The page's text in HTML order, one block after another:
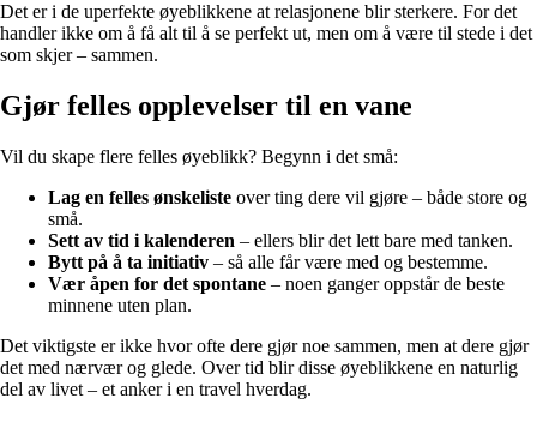
Det er i de uperfekte øyeblikkene at relasjonene blir sterkere. For det
handler ikke om å få alt til å se perfekt ut, men om å være til stede i det
som skjer – sammen.
Gjør felles opplevelser til en vane
Vil du skape flere felles øyeblikk? Begynn i det små:
Lag en felles ønskeliste over ting dere vil gjøre – både store og
små.
Sett av tid i kalenderen – ellers blir det lett bare med tanken.
Bytt på å ta initiativ – så alle får være med og bestemme.
Vær åpen for det spontane – noen ganger oppstår de beste
minnene uten plan.
Det viktigste er ikke hvor ofte dere gjør noe sammen, men at dere gjør
det med nærvær og glede. Over tid blir disse øyeblikkene en naturlig
del av livet – et anker i en travel hverdag.